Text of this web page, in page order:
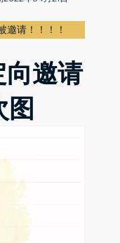
邀请！！！！
邀请